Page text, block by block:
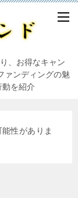
、お得なキャン
ァンディングの魅
を紹介
性がありま